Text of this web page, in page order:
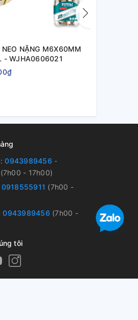
NẶNG M6X60MM
- WJHA0606021
0943989456 -
(7h00 - 17h00)
0918555911 (7h00 -
0943989456 (7h00 -
tôi